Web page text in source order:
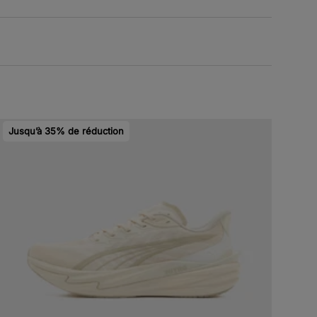
Jusqu’à 35% de réduction